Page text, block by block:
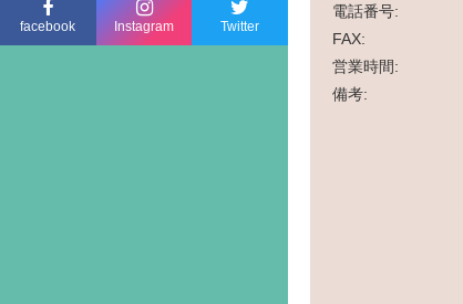
facebook Instagram Twitter
電話番号:
FAX:
営業時間:
備考: